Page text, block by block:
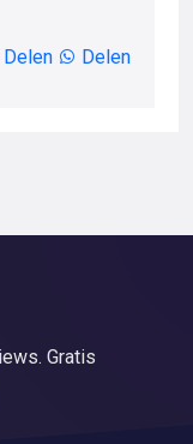
Delen Delen
Gratis